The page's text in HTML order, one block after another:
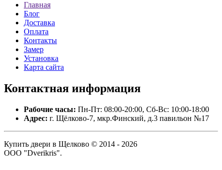
Главная
Блог
Доставка
Оплата
Контакты
Замер
Установка
Карта сайта
Контактная информация
Рабочие часы: Пн-Пт: 08:00-20:00, Сб-Вс: 10:00-18:00
Адрес: г. Щёлково-7, мкр.Финский, д.3 павильон №17
Купить двери в Щелково © 2014 - 2026
ООО "Dverikris".